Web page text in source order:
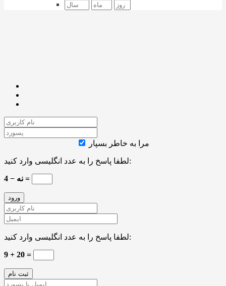
مرا به خاطر بسپار
لطفا پاسخ را به عدد انگلیسی وارد کنید:
نه − 4 =
لطفا پاسخ را به عدد انگلیسی وارد کنید:
9 + 20 =